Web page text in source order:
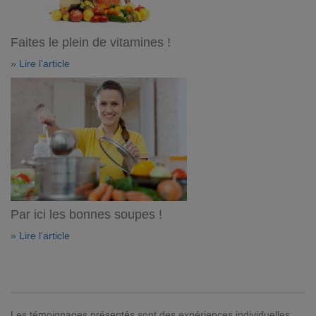
Faites le plein de vitamines !
» Lire l'article
Par ici les bonnes soupes !
» Lire l'article